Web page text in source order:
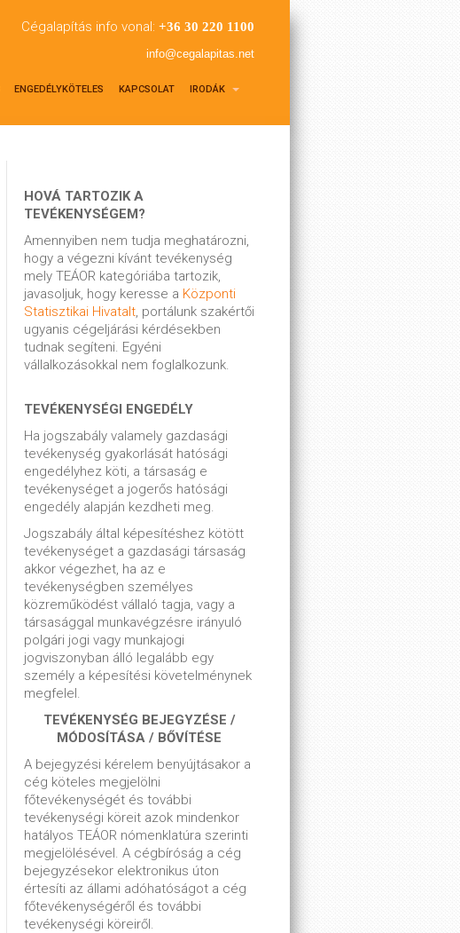
Cégalapítás info vonal: +36 30 220 1100
info@cegalapitas.net
ENGEDÉLYKÖTELES KAPCSOLAT IRODÁK
HOVÁ TARTOZIK A
TEVÉKENYSÉGEM?
Amennyiben nem tudja meghatározni,
hogy a végezni kívánt tevékenység
mely TEÁOR kategóriába tartozik,
javasoljuk, hogy keresse a Központi
Statisztikai Hivatalt, portálunk szakértői
ugyanis cégeljárási kérdésekben
tudnak segíteni. Egyéni
vállalkozásokkal nem foglalkozunk.
TEVÉKENYSÉGI ENGEDÉLY
Ha jogszabály valamely gazdasági
tevékenység gyakorlását hatósági
engedélyhez köti, a társaság e
tevékenységet a jogerős hatósági
engedély alapján kezdheti meg.
Jogszabály által képesítéshez kötött
tevékenységet a gazdasági társaság
akkor végezhet, ha az e
tevékenységben személyes
közreműködést vállaló tagja, vagy a
társasággal munkavégzésre irányuló
polgári jogi vagy munkajogi
jogviszonyban álló legalább egy
személy a képesítési követelménynek
megfelel.
TEVÉKENYSÉG BEJEGYZÉSE /
MÓDOSÍTÁSA / BŐVÍTÉSE
A bejegyzési kérelem benyújtásakor a
cég köteles megjelölni
főtevékenységét és további
tevékenységi köreit azok mindenkor
hatályos TEÁOR nómenklatúra szerinti
megjelölésével. A cégbíróság a cég
bejegyzésekor elektronikus úton
értesíti az állami adóhatóságot a cég
főtevékenységéről és további
tevékenységi köreiről.